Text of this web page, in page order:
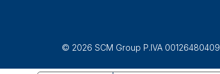
© 2026 SCM Group P.IVA 00126480409